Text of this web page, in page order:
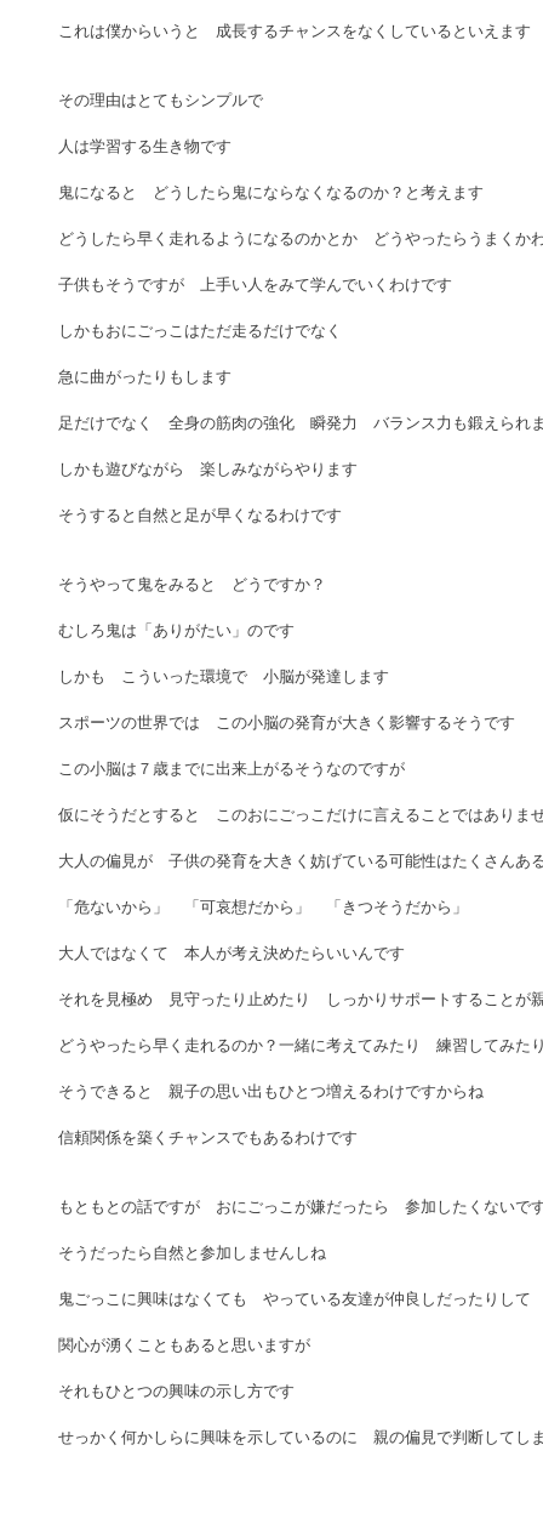
これは僕からいうと　成長するチャンスをなくしているといえます
その理由はとてもシンプルで
人は学習する生き物です
鬼になると　どうしたら鬼にならなくなるのか？と考えます
どうしたら早く走れるようになるのかとか　どうやったらうまくか
子供もそうですが　上手い人をみて学んでいくわけです
しかもおにごっこはただ走るだけでなく
急に曲がったりもします
足だけでなく　全身の筋肉の強化　瞬発力　バランス力も鍛えられ
しかも遊びながら　楽しみながらやります
そうすると自然と足が早くなるわけです
そうやって鬼をみると　どうですか？
むしろ鬼は「ありがたい」のです
しかも　こういった環境で　小脳が発達します
スポーツの世界では　この小脳の発育が大きく影響するそうです
この小脳は７歳までに出来上がるそうなのですが
仮にそうだとすると　このおにごっこだけに言えることではありま
大人の偏見が　子供の発育を大きく妨げている可能性はたくさんあ
「危ないから」　「可哀想だから」　「きつそうだから」
大人ではなくて　本人が考え決めたらいいんです
それを見極め　見守ったり止めたり　しっかりサポートすることが
どうやったら早く走れるのか？一緒に考えてみたり　練習してみた
そうできると　親子の思い出もひとつ増えるわけですからね
信頼関係を築くチャンスでもあるわけです
もともとの話ですが　おにごっこが嫌だったら　参加したくないで
そうだったら自然と参加しませんしね
鬼ごっこに興味はなくても　やっている友達が仲良しだったりし
関心が湧くこともあると思いますが
それもひとつの興味の示し方です
せっかく何かしらに興味を示しているのに　親の偏見で判断してし